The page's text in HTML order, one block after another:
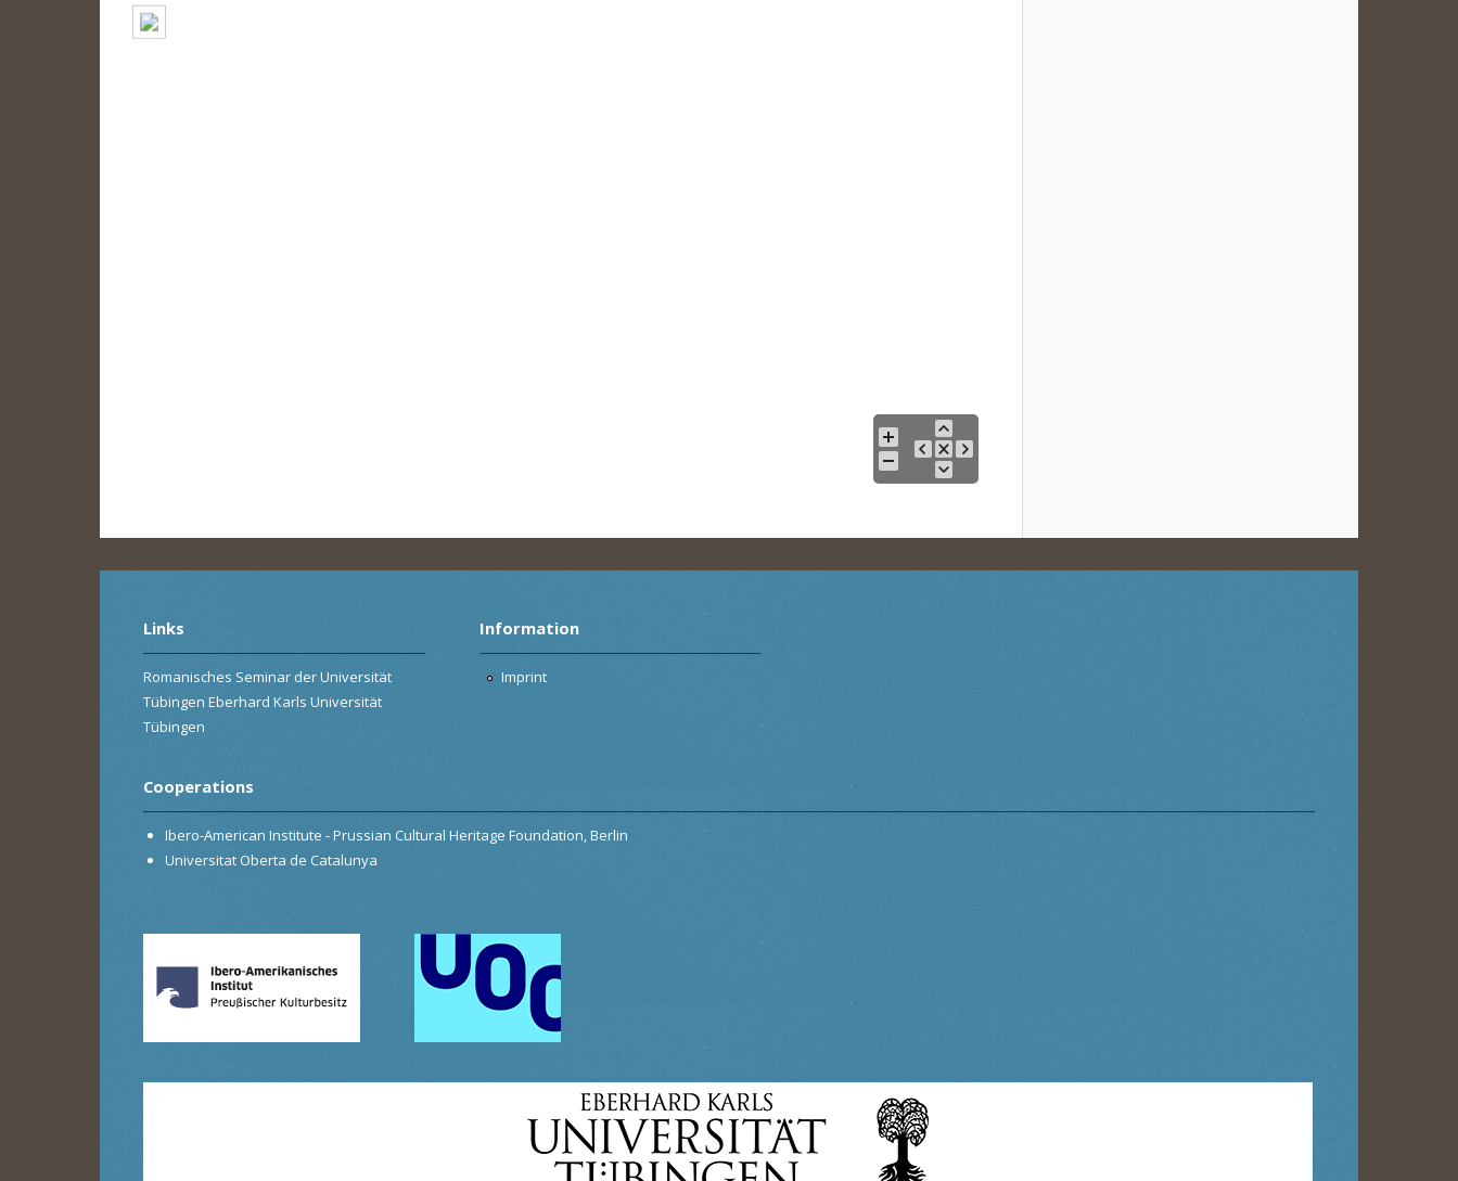
Links
Romanisches Seminar der Universität
Tübingen Eberhard Karls Universität
Tübingen
Information
Imprint
Cooperations
Ibero-American Institute - Prussian Cultural Heritage Foundation, Berlin
Universitat Oberta de Catalunya